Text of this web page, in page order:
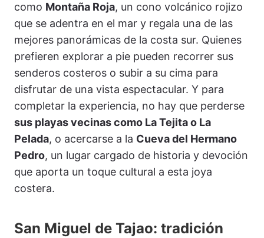
como Montaña Roja, un cono volcánico rojizo
que se adentra en el mar y regala una de las
mejores panorámicas de la costa sur. Quienes
prefieren explorar a pie pueden recorrer sus
senderos costeros o subir a su cima para
disfrutar de una vista espectacular. Y para
completar la experiencia, no hay que perderse
sus playas vecinas como La Tejita o La
Pelada, o acercarse a la Cueva del Hermano
Pedro, un lugar cargado de historia y devoción
que aporta un toque cultural a esta joya
costera.
San Miguel de Tajao: tradición